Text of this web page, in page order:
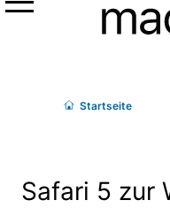
Menü
Startseite
Safari 5 zur